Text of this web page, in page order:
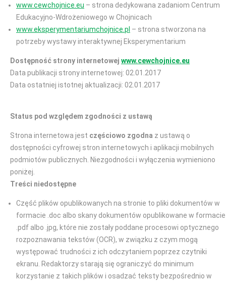
www.cewchojnice.eu – strona dedykowana zadaniom Centrum
Edukacyjno-Wdrożeniowego w Chojnicach
www.eksperymentariumchojnice.pl – strona stworzona na
potrzeby wystawy interaktywnej Eksperymentarium
Dostępność strony internetowej www.cewchojnice.eu
Data publikacji strony internetowej: 02.01.2017
Data ostatniej istotnej aktualizacji: 02.01.2017
Status pod względem zgodności z ustawą
Strona internetowa jest częściowo zgodna z ustawą o
dostępności cyfrowej stron internetowych i aplikacji mobilnych
podmiotów publicznych. Niezgodności i wyłączenia wymieniono
poniżej.
Treści niedostępne
Część plików opublikowanych na stronie to pliki dokumentów w
formacie .doc albo skany dokumentów opublikowane w formacie
.pdf albo .jpg, które nie zostały poddane procesowi optycznego
rozpoznawania tekstów (OCR), w związku z czym mogą
występować trudności z ich odczytaniem poprzez czytniki
ekranu. Redaktorzy starają się ograniczyć do minimum
korzystanie z takich plików i osadzać teksty bezpośrednio w